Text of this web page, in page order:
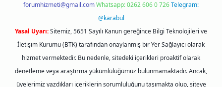
forumhizmeti@gmail.comWhatsapp: 0262 606 0 726Telegram:
@karabul
Yasal Uyarı:Sitemiz, 5651 Sayılı Kanun gereğince Bilgi Teknolojileri ve
İletişim Kurumu (BTK) tarafından onaylanmış bir Yer Sağlayıcı olarak
hizmet vermektedir. Bu nedenle, sitedeki içerikleri proaktif olarak
denetleme veya araştırma yükümlülüğümüz bulunmamaktadır. Ancak,
üyelerimiz yazdıkları içeriklerin sorumluluğunu taşımakta olup, siteye